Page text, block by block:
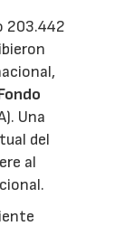
203.442
Una
del
al